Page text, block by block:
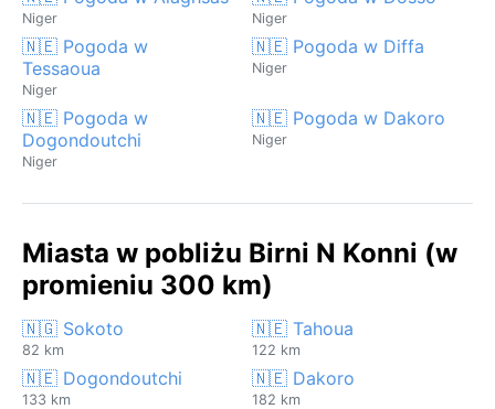
Niger Niger
🇳🇪 Pogoda w
Tessaoua
Niger
🇳🇪 Pogoda w Diffa
Niger
🇳🇪 Pogoda w
Dogondoutchi
Niger
🇳🇪 Pogoda w Dakoro
Niger
Miasta w pobliżu Birni N Konni (w
promieniu 300 km)
🇳🇬 Sokoto
82 km
🇳🇪 Tahoua
122 km
🇳🇪 Dogondoutchi
133 km
🇳🇪 Dakoro
182 km